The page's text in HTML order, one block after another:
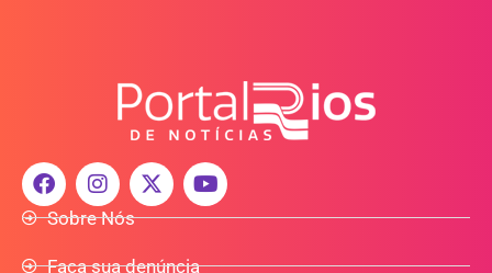
Sobre Nós
Faça sua denúncia